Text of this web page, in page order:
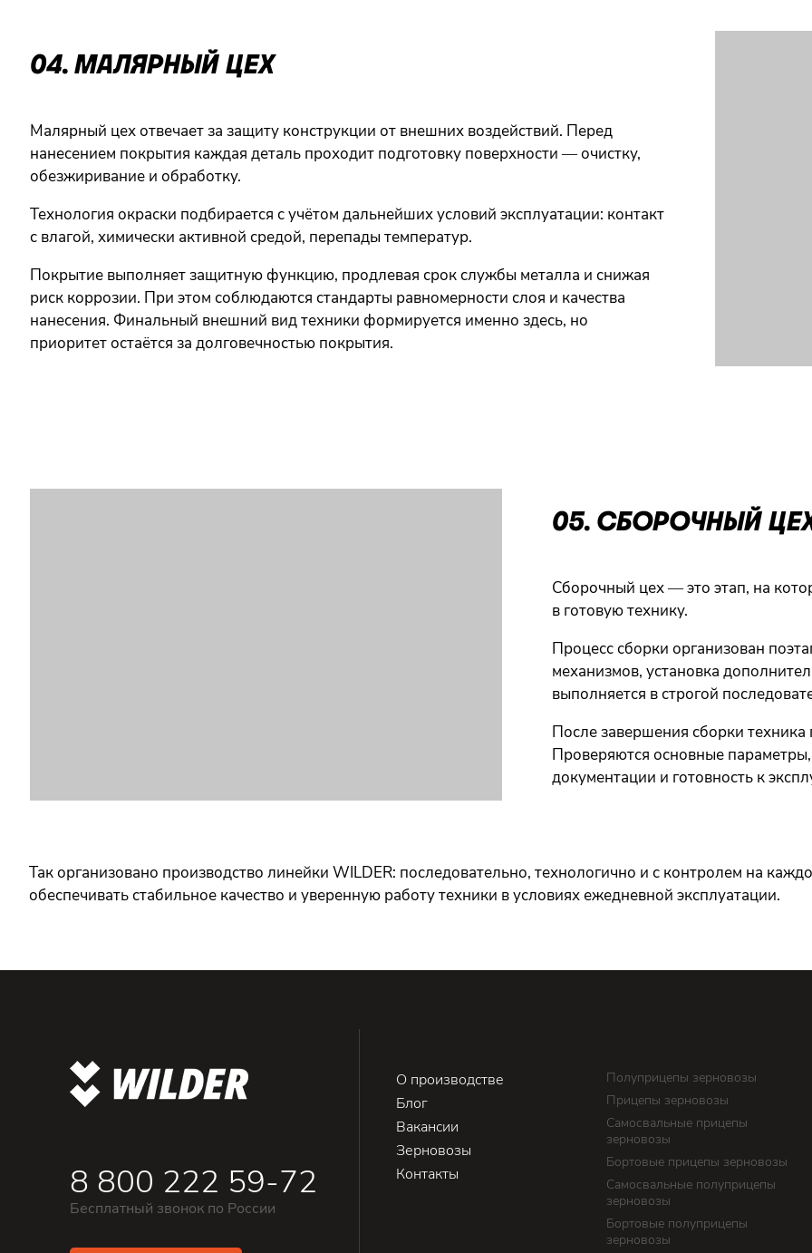
04. МАЛЯРНЫЙ ЦЕХ
Малярный цех отвечает за защиту конструкции от внешних воздействий. Перед
нанесением покрытия каждая деталь проходит подготовку поверхности — очистку,
обезжиривание и обработку.
Технология окраски подбирается с учётом дальнейших условий эксплуатации: контакт
с влагой, химически активной средой, перепады температур.
Покрытие выполняет защитную функцию, продлевая срок службы металла и снижая
риск коррозии. При этом соблюдаются стандарты равномерности слоя и качества
нанесения. Финальный внешний вид техники формируется именно здесь, но
приоритет остаётся за долговечностью покрытия.
05. СБОРОЧНЫЙ
Сборочный цех — это этап, на
в готовую технику.
Процесс сборки организован
механизмов, установка
выполняется в строгой
После завершения сборки
Проверяются основные
документации и готовность к
Так организовано производство линейки WILDER: последовательно, технологично и с контролем на
обеспечивать стабильное качество и уверенную работу техники в условиях ежедневной эксплуатации.
8 800 222 59-72
Бесплатный звонок по России
О производстве
Блог
Вакансии
Зерновозы
Контакты
Полуприцепы зерновозы
Прицепы зерновозы
Самосвальные прицепы
зерновозы
Бортовые прицепы зерновозы
Самосвальные полуприцепы
зерновозы
Бортовые полуприцепы
зерновозы